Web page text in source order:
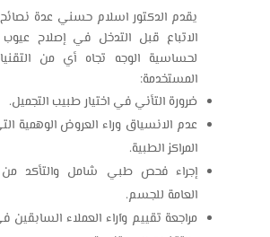
يقدم الدكتور اسلام حسني عدة
الاتباع قبل التدخل في إصلاح عيوب
لحساسية الوجه تجاه أي من
المستخدمة:
ضرورة التأني في اختيار طبيب التجميل.
عدم الانسياق وراء العروض الوهمية
المراكز الطبية.
إجراء فحص طبي شامل والتأكد من
العامة للجسم.
مراجعة تقييم وآراء العملاء السابقين